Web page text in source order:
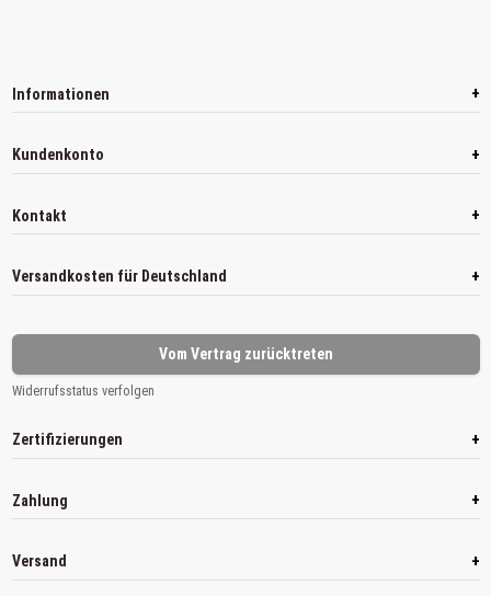
Informationen +
Kundenkonto +
Kontakt +
Versandkosten für Deutschland +
Vom Vertrag zurücktreten
Widerrufsstatus verfolgen
Zertifizierungen +
Zahlung +
Versand +